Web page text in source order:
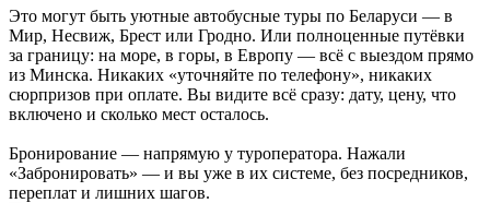
Это могут быть уютные автобусные туры по Беларуси — в
Мир, Несвиж, Брест или Гродно. Или полноценные путёвки
за границу: на море, в горы, в Европу — всё с выездом прямо
из Минска. Никаких «уточняйте по телефону», никаких
сюрпризов при оплате. Вы видите всё сразу: дату, цену, что
включено и сколько мест осталось.
Бронирование — напрямую у туроператора. Нажали
«Забронировать» — и вы уже в их системе, без посредников,
переплат и лишних шагов.